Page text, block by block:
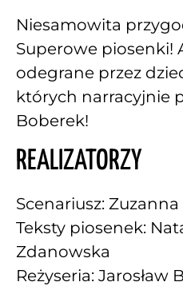
Niesamowita
Superowe piosenki!
odegrane przez
których narracyjnie
Boberek!
REALIZATORZY
Scenariusz:
Teksty piosenek:
Zdanowska
Reżyseria: Jarosław